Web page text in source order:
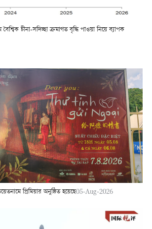
চীনা-সদিচ্ছা ক্রমাগত বৃদ্ধি পাওয়া নিয়ে ব্যাপক
প্রিমিয়ার অনুষ্ঠিত হয়েছে05-Aug-2026